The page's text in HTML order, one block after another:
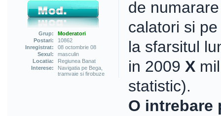
Grup:
Moderatori
Postari:
10862
Inregistrat:
08 octombrie 08
Sexul:
masculin
Locatia:
Regiunea Banat
Interese:
Navigatia pe Bega,
tramvaie si firobuze
de
calatori si
la sfarsitul
in 2009 X
statistic).
O intrebare